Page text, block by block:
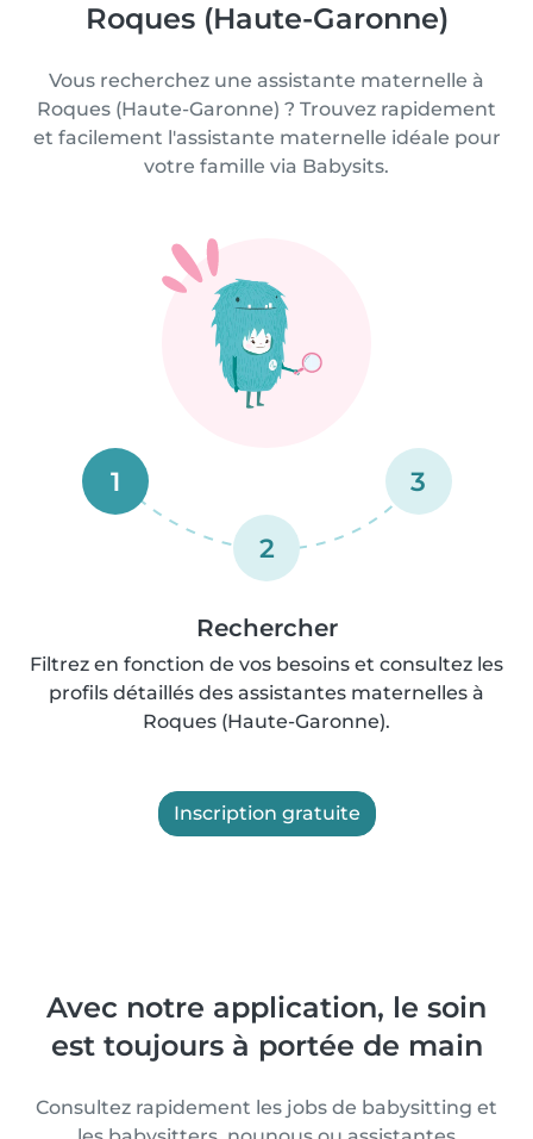
Roques (Haute-Garonne)
Vous recherchez une assistante maternelle à
Roques (Haute-Garonne) ? Trouvez rapidement
et facilement l'assistante maternelle idéale pour
votre famille via Babysits.
1
2
3
Rechercher
Filtrez en fonction de vos besoins et consultez les
profils détaillés des assistantes maternelles à
Roques (Haute-Garonne).
Inscription gratuite
Avec notre application, le soin
est toujours à portée de main
Consultez rapidement les jobs de babysitting et